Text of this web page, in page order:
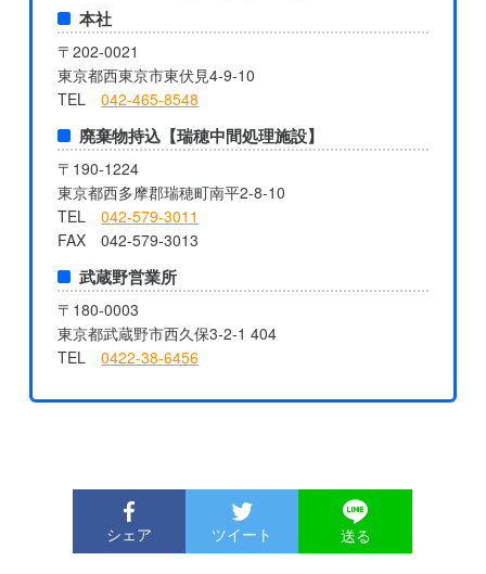
本社
〒202-0021
東京都西東京市東伏見4-9-10
TEL042-465-8548
廃棄物持込【瑞穂中間処理施設】
〒190-1224
東京都西多摩郡瑞穂町南平2-8-10
TEL042-579-3011
FAX 042-579-3013
武蔵野営業所
〒180-0003
東京都武蔵野市西久保3-2-1 404
TEL0422-38-6456
シェア ツイート 送る